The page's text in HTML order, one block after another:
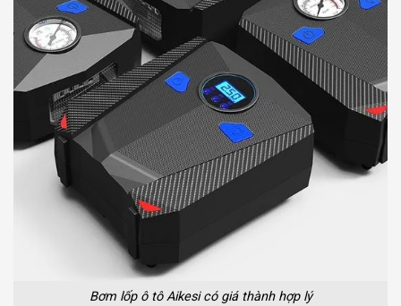
Bơm lốp ô tô Aikesi có giá thành hợp lý